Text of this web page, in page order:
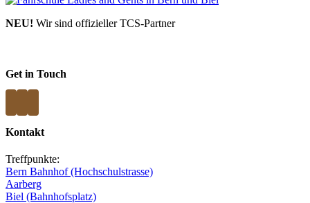
NEU! Wir sind offizieller TCS-Partner
Get in Touch
Kontakt
Treffpunkte:
Bern Bahnhof (Hochschulstrasse)
Aarberg
Biel (Bahnhofsplatz)